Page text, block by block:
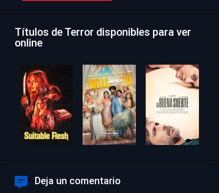
Títulos de Terror disponibles para ver
online
Deja un comentario